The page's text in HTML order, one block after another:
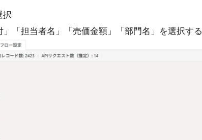
択
「担当者名」「売価金額」「部門名」を選択する